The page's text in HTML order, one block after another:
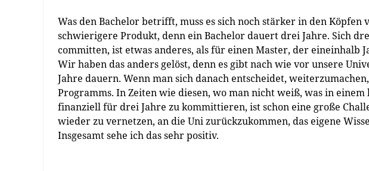
Was den Bachelor betrifft, muss es sich noch stärker in den Köpfen
schwierigere Produkt, denn ein Bachelor dauert drei Jahre. Sich
committen, ist etwas anderes, als für einen Master, der eineinhalb
Wir haben das anders gelöst, denn es gibt nach wie vor unsere
Jahre dauern. Wenn man sich danach entscheidet,
Programms. In Zeiten wie diesen, wo man nicht weiß, was in
finanziell für drei Jahre zu kommittieren, ist schon eine große
wieder zu vernetzen, an die Uni zurückzukommen, das eigene
Insgesamt sehe ich das sehr positiv.